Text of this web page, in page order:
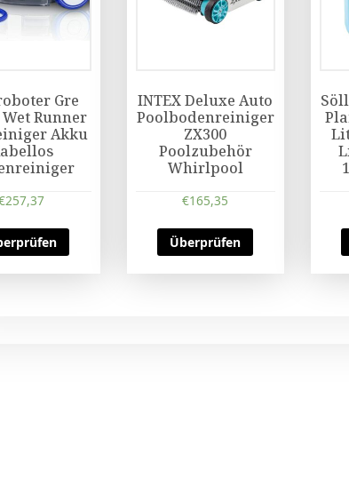
Gre
Wet Runner
Akku
257,37
INTEX Deluxe Auto
Poolbodenreiniger
ZX300
Poolzubehör
Whirlpool
€165,35
Überprüfen